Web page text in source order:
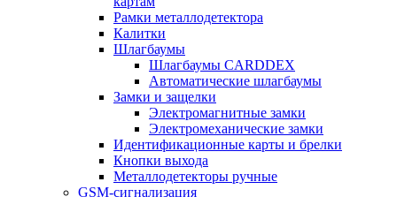
Рамки металлодетектора
Калитки
Шлагбаумы
Шлагбаумы CARDDEX
Автоматические шлагбаумы
Замки и защелки
Электромагнитные замки
Электромеханические замки
Идентификационные карты и брелки
Кнопки выхода
Металлодетекторы ручные
GSM-сигнализация